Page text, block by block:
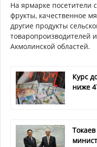
На ярмарке посетители
фрукты, качественное
другие продукты
товаропроизводителей
Акмолинской областей.
Курс
ниже